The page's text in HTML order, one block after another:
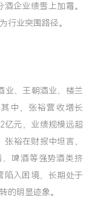
企业绩雪上加霜。
行业突围路径。
业、王朝酒业、楼兰
中，张裕营收增长
亿元，业绩规模远超
裕在财报中坦言，
啤酒等强势酒类挤
陷入困境，长期处于
的明显迹象。